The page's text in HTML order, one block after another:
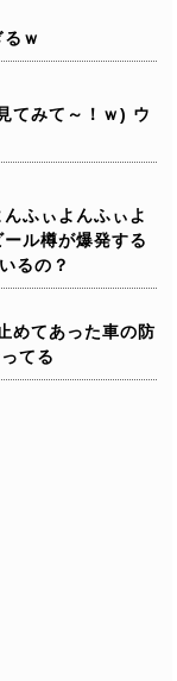
ｗ
てみて～！ｗ) ウ
ふぃよんふぃよ
ール樽が爆発する
るの？
めてあった車の防
てる